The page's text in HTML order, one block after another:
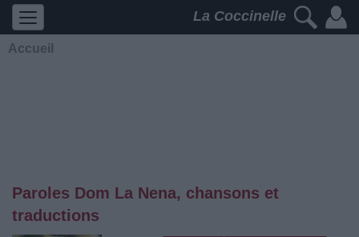
La Coccinelle
Accueil
Paroles Dom La Nena, chansons et
traductions